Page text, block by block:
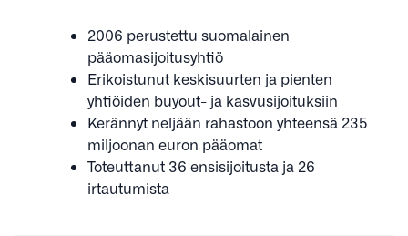
2006 perustettu suomalainen
pääomasijoitusyhtiö
Erikoistunut keskisuurten ja pienten
yhtiöiden buyout- ja kasvusijoituksiin
Kerännyt neljään rahastoon yhteensä 235
miljoonan euron pääomat
Toteuttanut 36 ensisijoitusta ja 26
irtautumista